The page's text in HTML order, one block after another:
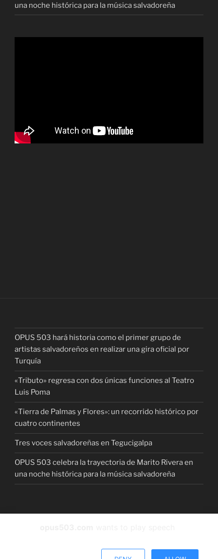
una noche histórica para la música salvadoreña
OPUS 503 hará historia como el primer grupo de
artistas salvadoreños en realizar una gira oficial por
Turquía
«Tributo» regresa con dos únicas funciones al Teatro
Luis Poma
«Tierra de Palmas y Flores»: un recorrido histórico por
cuatro continentes
Tres voces salvadoreñas en Tegucigalpa
OPUS 503 celebra la trayectoria de Marito Rivera en
una noche histórica para la música salvadoreña